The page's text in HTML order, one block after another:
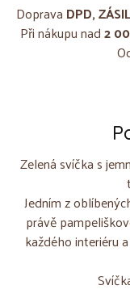
Doprava DPD,
Při nákupu nad2
Zelená svíčka s
Jedním z
právě
každého interiéru